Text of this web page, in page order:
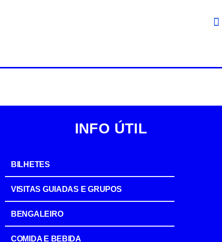
INFO ÚTIL
BILHETES
VISITAS GUIADAS E GRUPOS
BENGALEIRO
COMIDA E BEBIDA